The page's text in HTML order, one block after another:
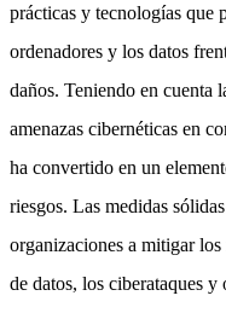
prácticas y tecnologías que
ordenadores y los datos
daños. Teniendo en cuenta
amenazas cibernéticas en
ha convertido en un
riesgos. Las medidas
organizaciones a mitigar
de datos, los ciberataques y